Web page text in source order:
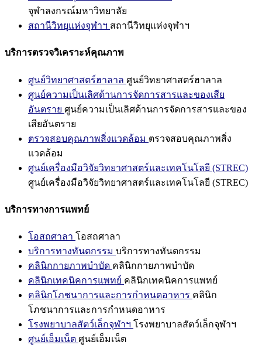
จุฬาลงกรณ์มหาวิทยาลัย
สถานีวิทยุแห่งจุฬาฯ สถานีวิทยุแห่งจุฬาฯ
บริการตรวจวิเคราะห์คุณภาพ
ศูนย์วิทยาศาสตร์ฮาลาล ศูนย์วิทยาศาสตร์ฮาลาล
ศูนย์ความเป็นเลิศด้านการจัดการสารและของเสีย
อันตราย ศูนย์ความเป็นเลิศด้านการจัดการสารและของ
เสียอันตราย
ตรวจสอบคุณภาพสิ่งแวดล้อม ตรวจสอบคุณภาพสิ่ง
แวดล้อม
ศูนย์เครื่องมือวิจัยวิทยาศาสตร์และเทคโนโลยี (STREC)
ศูนย์เครื่องมือวิจัยวิทยาศาสตร์และเทคโนโลยี (STREC)
บริการทางการแพทย์
โอสถศาลา โอสถศาลา
บริการทางทันตกรรม บริการทางทันตกรรม
คลินิกกายภาพบำบัด คลินิกกายภาพบำบัด
คลินิกเทคนิคการแพทย์ คลินิกเทคนิคการแพทย์
คลินิกโภชนาการและการกำหนดอาหาร คลินิก
โภชนาการและการกำหนดอาหาร
โรงพยาบาลสัตว์เล็กจุฬาฯ โรงพยาบาลสัตว์เล็กจุฬาฯ
ศูนย์เอ็มเน็ต ศูนย์เอ็มเน็ต